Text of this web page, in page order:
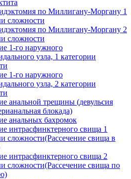
по Миллигану-Моргану 1
сложности
по Миллигану-Моргану 2
сложности
1-го наружного
узла, 1 категории
1-го наружного
узла, 2 категории
анальной трещины (девульсия
блокада)
анальных бахромок
интрасфинктерного свища 1
сложности(Рассечение свища в
интрасфинктерного свища 2
сложности(Рассечение свища по